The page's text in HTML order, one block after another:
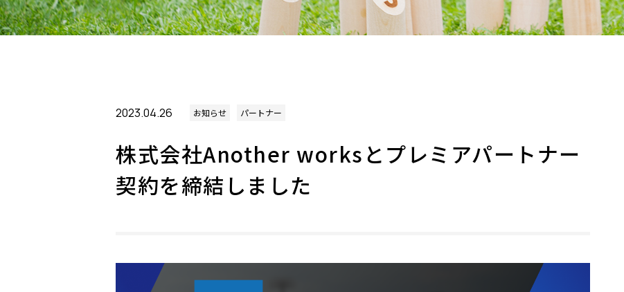
2023.04.26 お知らせ パートナー
株式会社Another worksとプレミアパートナー
契約を締結しました